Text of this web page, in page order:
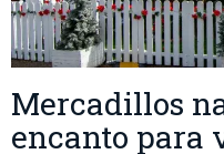
Mercadillos
encanto para